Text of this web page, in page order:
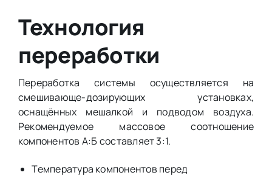
Технология
переработки
Переработка системы осуществляется на
смешивающе-дозирующих установках,
оснащённых мешалкой и подводом воздуха.
Рекомендуемое массовое соотношение
компонентов А:Б составляет 3:1.
Температура компонентов перед